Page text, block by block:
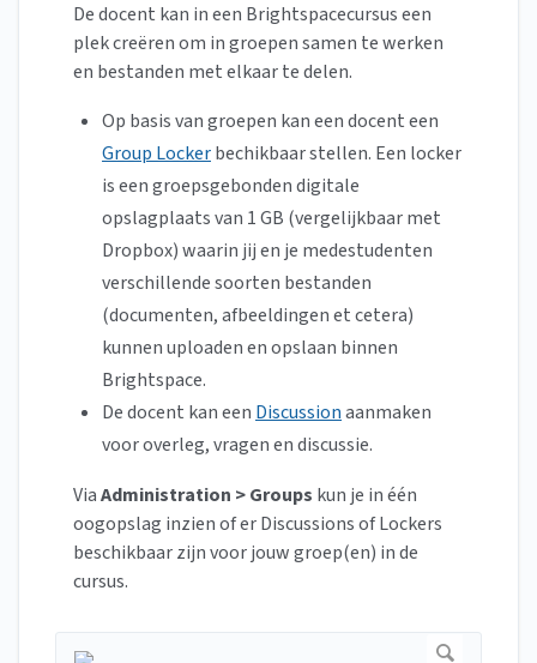
De docent kan in een Brightspacecursus een
plek creëren om in groepen samen te werken
en bestanden met elkaar te delen.
Op basis van groepen kan een docent een
Group Lockerbechikbaar stellen. Een locker
is een groepsgebonden digitale
opslagplaats van 1 GB (vergelijkbaar met
Dropbox) waarin jij en je medestudenten
verschillende soorten bestanden
(documenten, afbeeldingen et cetera)
kunnen uploaden en opslaan binnen
Brightspace.
De docent kan een Discussionaanmaken
voor overleg, vragen en discussie.
ViaAdministration > Groups kun je in één
oogopslag inzien of er Discussions of Lockers
beschikbaar zijn voor jouw groep(en) in de
cursus.